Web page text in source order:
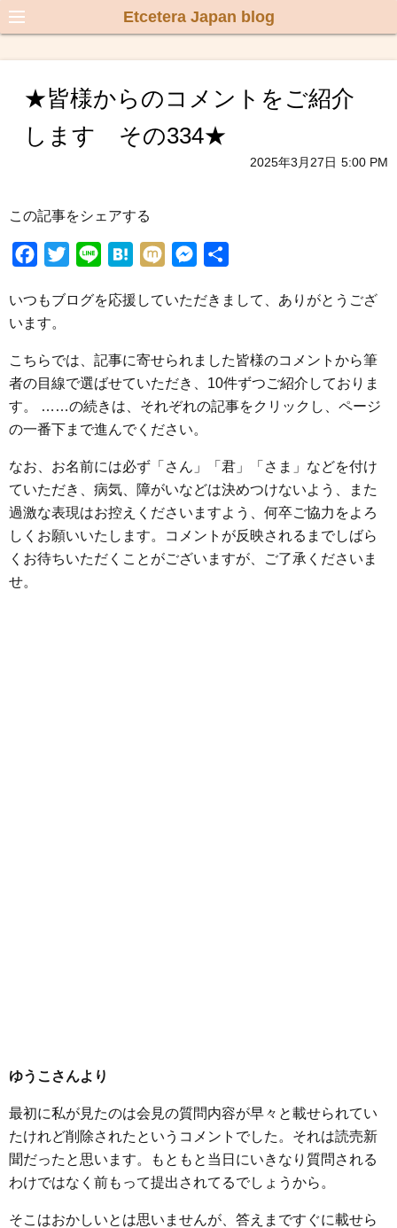
Etcetera Japan blog
★皆様からのコメントをご紹介
します その334★
2025年3月27日 5:00 PM
この記事をシェアする
c
e
b
o
k
i
e
r
n
H
t
n
a
M
x
s
e
g
いつもブログを応援していただきまして、ありがとうござ
います。
こちらでは、記事に寄せられました皆様のコメントから筆
者の目線で選ばせていただき、10件ずつご紹介しておりま
す。 ……の続きは、それぞれの記事をクリックし、ページ
の一番下まで進んでください。
なお、お名前には必ず「さん」「君」「さま」などを付け
ていただき、病気、障がいなどは決めつけないよう、また
過激な表現はお控えくださいますよう、何卒ご協力をよろ
しくお願いいたします。コメントが反映されるまでしばら
くお待ちいただくことがございますが、ご了承くださいま
せ。
ゆうこさんより
最初に私が見たのは会見の質問内容が早々と載せられてい
たけれど削除されたというコメントでした。それは読売新
聞だったと思います。もともと当日にいきなり質問される
わけではなく前もって提出されてるでしょうから。
そこはおかしいとは思いませんが、答えまですぐに載せら